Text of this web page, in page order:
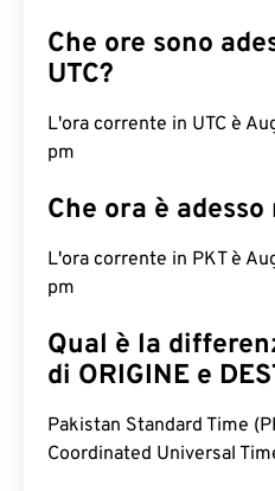
Che ore sono
UTC?
L'ora corrente in UTC è
pm
Che ora è
L'ora corrente in PKT è
pm
Qual è la
di ORIGINE e
Pakistan Standard Time
Coordinated Universal